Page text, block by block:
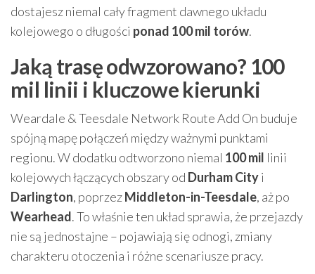
dostajesz niemal cały fragment dawnego układu
kolejowego o długości ponad 100 mil torów.
Jaką trasę odwzorowano? 100
mil linii i kluczowe kierunki
Weardale & Teesdale Network Route Add On buduje
spójną mapę połączeń między ważnymi punktami
regionu. W dodatku odtworzono niemal 100 mil linii
kolejowych łączących obszary od Durham Cityi
Darlington, poprzezMiddleton-in-Teesdale, aż po
Wearhead. To właśnie ten układ sprawia, że przejazdy
nie są jednostajne – pojawiają się odnogi, zmiany
charakteru otoczenia i różne scenariusze pracy.